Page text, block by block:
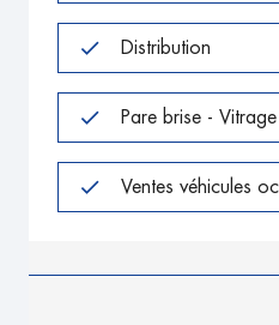
Distribution
Pare brise - Vitrage
Ventes véhicules